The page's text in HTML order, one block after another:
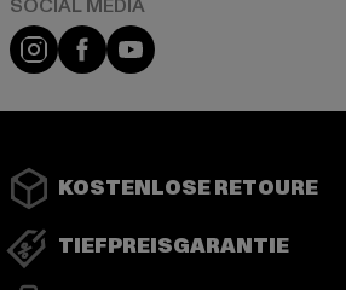
Instagram
FacebookYouTube
KOSTENLOSE RETOURE
TIEFPREISGARANTIE